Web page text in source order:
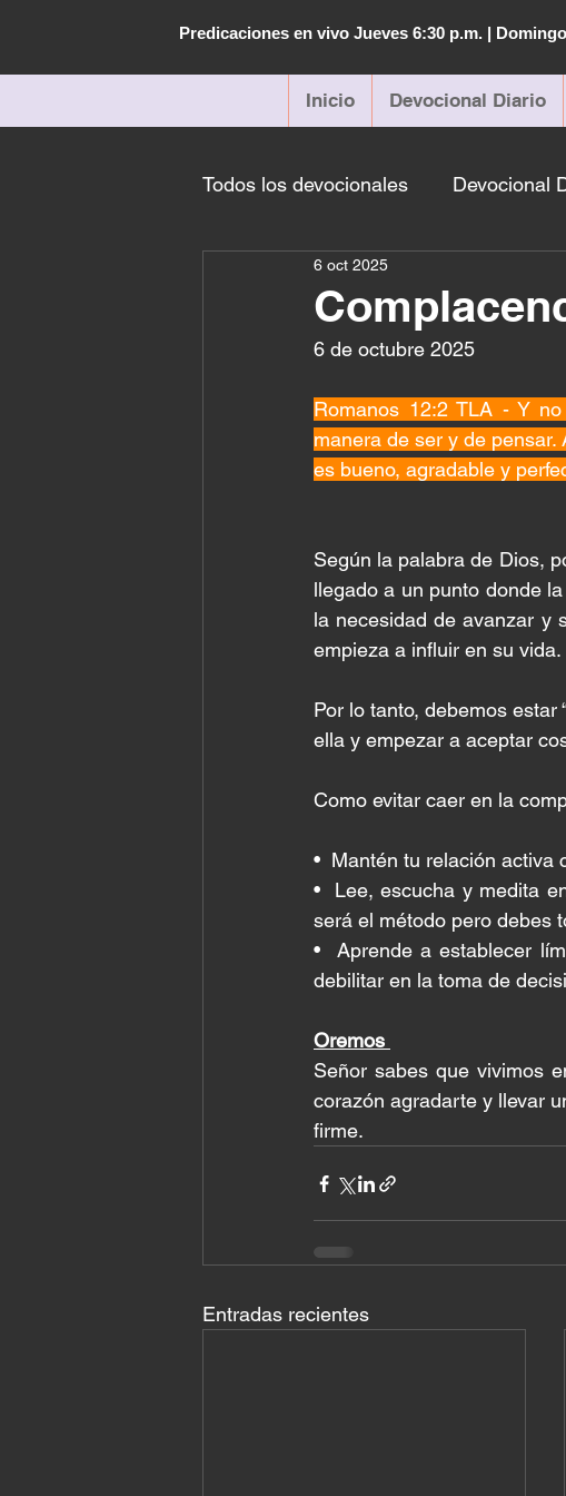
Predicaciones en vivo Jueves 6:30 p.m. |
Inicio Devocional Diario
Todos los devocionales Devocional
6 oct 2025
6 de octubre 2025
Romanos 12:2 TLA - Y
manera de ser y de
es bueno, agradable y
Según la palabra de Dios,
llegado a un punto donde
la necesidad de avanzar y
empieza a influir en su vida.
Por lo tanto, debemos estar
ella y empezar a aceptar
Como evitar caer en la
•⁠  ⁠Mantén tu relación
•⁠  ⁠Lee, escucha y medita
será el método pero debes
•⁠  ⁠Aprende a establecer
debilitar en la toma de
Oremos
Señor sabes que vivimos
corazón agradarte y llevar
firme.
Entradas recientes